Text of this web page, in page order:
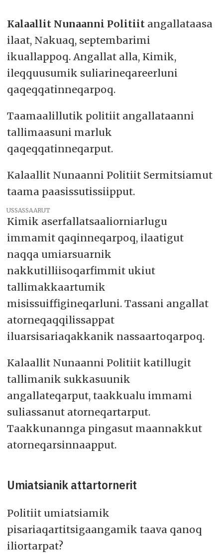
Kalaallit Nunaanni Politiit angallataasa
ilaat, Nakuaq, septembarimi
ikuallappoq. Angallat alla, Kimik,
ileqquusumik suliarineqareerluni
qaqeqqatinneqarpoq.
Taamaalillutik politiit angallataanni
tallimaasuni marluk
qaqeqqatinneqarput.
Kalaallit Nunaanni Politiit Sermitsiamut
taama paasissutissiipput.
USSASSAARUT
Kimik aserfallatsaaliorniarlugu
immamit qaqinneqarpoq, ilaatigut
naqqa umiarsuarnik
nakkutilliisoqarfimmit ukiut
tallimakkaartumik
misissuiffigineqarluni. Tassani angallat
atorneqaqqilissappat
iluarsisariaqakkanik nassaartoqarpoq.
Kalaallit Nunaanni Politiit katillugit
tallimanik sukkasuunik
angallateqarput, taakkualu immami
suliassanut atorneqartarput.
Taakkunannga pingasut maannakkut
atorneqarsinnaapput.
Umiatsianik attartornerit
Politiit umiatsiamik
pisariaqartitsigaangamik taava qanoq
iliortarpat?